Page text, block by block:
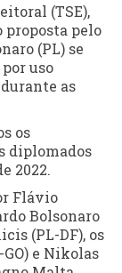
(TSE),
proposta pelo
(PL) se
uso
as
os
diplomados
2022.
Flávio
Bolsonaro
(PL-DF), os
e Nikolas